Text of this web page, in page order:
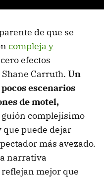
de que se
compleja y
efectos
Carruth. Un
escenarios
de motel,
complejísimo
que puede dejar
más avezado.
narrativa
mejor que